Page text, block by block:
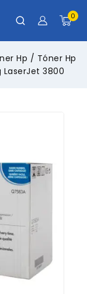
0
Hp / Tóner Hp
3800